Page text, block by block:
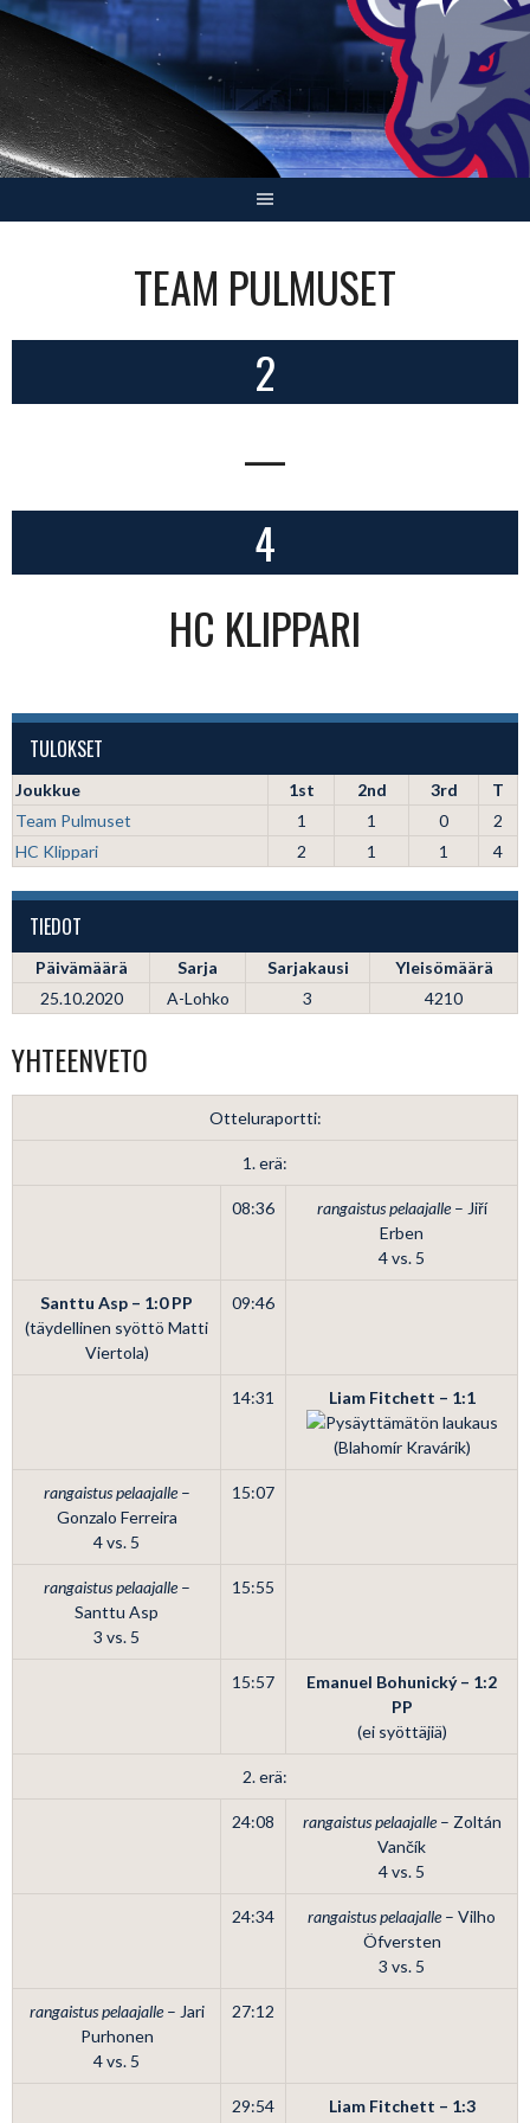
Skip
content
TEAM PULMUSET
2
—
4
HC KLIPPARI
TULOKSET
Joukkue 1st 2nd 3rd
T
Team Pulmuset
1 1 0
2
HC Klippari
2 1 1 4
TIEDOT
Päivämäärä Sarja Sarjakausi
Yleisömäärä
25.10.2020
A-Lohko 3 4210
YHTEENVETO
Otteluraportti:
1. erä:
08:36 rangaistus pelaajalle– Jiří
Erben
4 vs. 5
Santtu Asp – 1:0PP
(täydellinen syöttö Matti
Viertola)
09:46
14:31 Liam Fitchett – 1:1
(Blahomír Kravárik)
rangaistus pelaajalle–
Gonzalo Ferreira
4 vs. 5
15:07
rangaistus pelaajalle–
Santtu Asp
3 vs. 5
15:55
15:57
Emanuel Bohunický – 1:2
PP
(ei syöttäjiä)
2. erä:
24:08 rangaistus pelaajalle– Zoltán
Vančík
4 vs. 5
24:34 rangaistus pelaajalle– Vilho
Öfversten
3 vs. 5
rangaistus pelaajalle– Jari
Purhonen
4 vs. 5
27:12
29:54
Liam Fitchett – 1:3